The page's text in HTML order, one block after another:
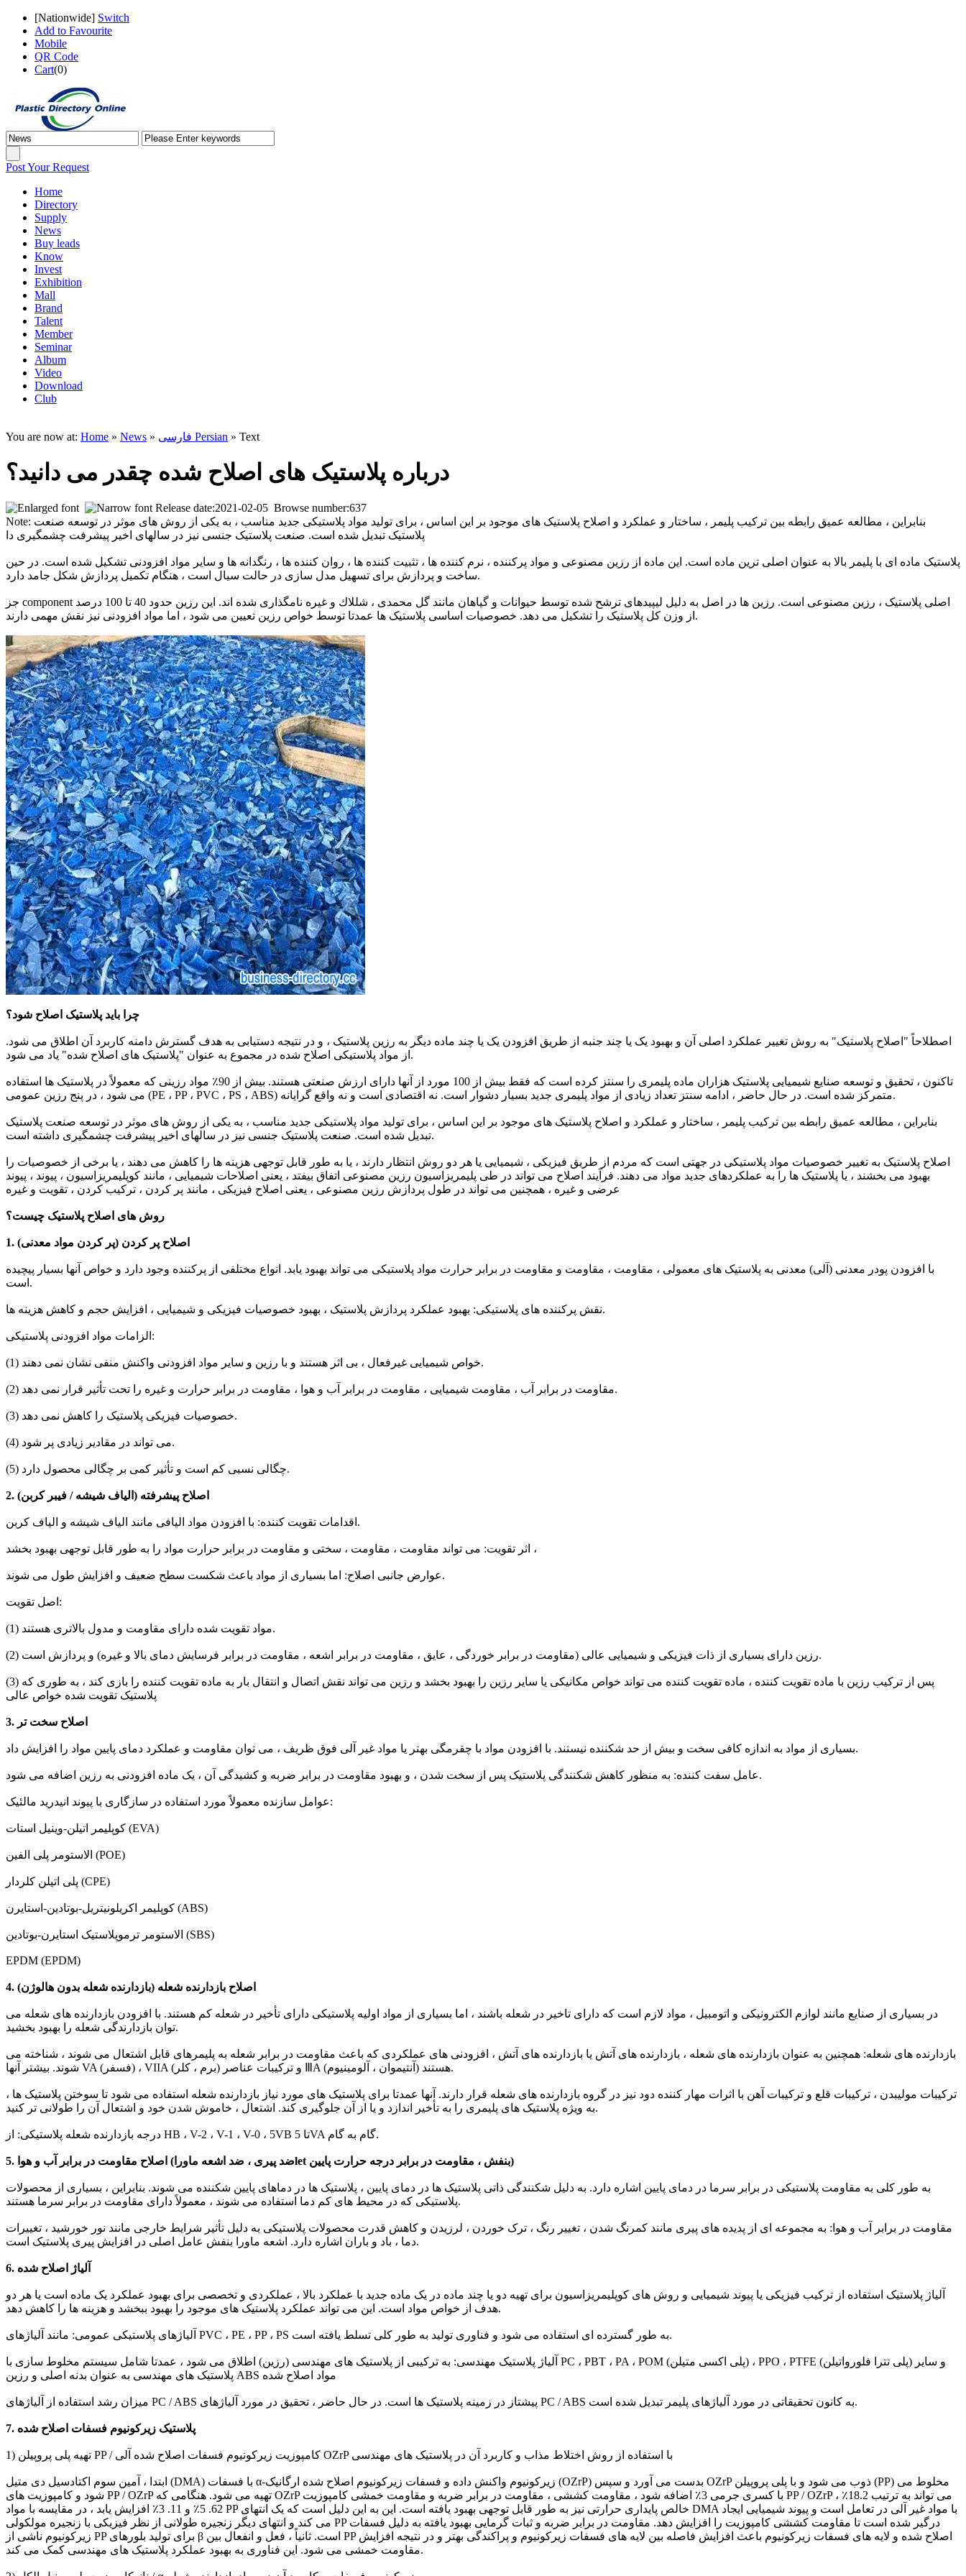
[Nationwide] Switch
Add to Favourite
Mobile
QR Code
Cart(0)
Post Your Request
Home
Directory
Supply
News
Buy leads
Know
Invest
Exhibition
Mall
Brand
Talent
Member
Seminar
Album
Video
Download
Club
You are now at: Home » News » فارسی Persian » Text
درباره پلاستیک های اصلاح شده چقدر می دانید؟
Release date:2021-02-05 Browse number:637
Note: بنابراین ، مطالعه عمیق رابطه بین ترکیب پلیمر ، ساختار و عملکرد و اصلاح پلاستیک های موجود بر این اساس ، برای تولید مواد پلاستیکی جدید مناسب ، به یکی از روش های موثر در توسعه صنعت
پلاستیک تبدیل شده است. صنعت پلاستیک جنسی نیز در سالهای اخیر پیشرفت چشمگیری دا
پلاستیک ماده ای با پلیمر بالا به عنوان اصلی ترین ماده است. این ماده از رزین مصنوعی و مواد پرکننده ، نرم کننده ها ، تثبیت کننده ها ، روان کننده ها ، رنگدانه ها و سایر مواد افزودنی تشکیل شده است. در حین
ساخت و پردازش برای تسهیل مدل سازی در حالت سیال است ، هنگام تکمیل پردازش شکل جامد دارد.
جز component اصلی پلاستیک ، رزین مصنوعی است. رزین ها در اصل به دلیل لیپیدهای ترشح شده توسط حیوانات و گیاهان مانند گل محمدی ، شللاك و غیره نامگذاری شده اند. این رزین حدود 40 تا 100 درصد
از وزن کل پلاستیک را تشکیل می دهد. خصوصیات اساسی پلاستیک ها عمدتا توسط خواص رزین تعیین می شود ، اما مواد افزودنی نیز نقش مهمی دارند.
چرا باید پلاستیک اصلاح شود؟
اصطلاحاً "اصلاح پلاستیک" به روش تغییر عملکرد اصلی آن و بهبود یک یا چند جنبه از طریق افزودن یک یا چند ماده دیگر به رزین پلاستیک ، و در نتیجه دستیابی به هدف گسترش دامنه کاربرد آن اطلاق می شود.
از مواد پلاستیکی اصلاح شده در مجموع به عنوان "پلاستیک های اصلاح شده" یاد می شود.
تاکنون ، تحقیق و توسعه صنایع شیمیایی پلاستیک هزاران ماده پلیمری را سنتز کرده است که فقط بیش از 100 مورد از آنها دارای ارزش صنعتی هستند. بیش از 90٪ مواد رزینی که معمولاً در پلاستیک ها استفاده
می شود ، در پنج رزین عمومی (PE ، PP ، PVC ، PS ، ABS) متمرکز شده است. در حال حاضر ، ادامه سنتز تعداد زیادی از مواد پلیمری جدید بسیار دشوار است. نه اقتصادی است و نه واقع گرایانه.
بنابراین ، مطالعه عمیق رابطه بین ترکیب پلیمر ، ساختار و عملکرد و اصلاح پلاستیک های موجود بر این اساس ، برای تولید مواد پلاستیکی جدید مناسب ، به یکی از روش های موثر در توسعه صنعت پلاستیک
تبدیل شده است. صنعت پلاستیک جنسی نیز در سالهای اخیر پیشرفت چشمگیری داشته است.
اصلاح پلاستیک به تغییر خصوصیات مواد پلاستیکی در جهتی است که مردم از طریق فیزیکی ، شیمیایی یا هر دو روش انتظار دارند ، یا به طور قابل توجهی هزینه ها را کاهش می دهند ، یا برخی از خصوصیات را
بهبود می بخشند ، یا پلاستیک ها را به عملکردهای جدید مواد می دهند. فرآیند اصلاح می تواند در طی پلیمریزاسیون رزین مصنوعی اتفاق بیفتد ، یعنی اصلاحات شیمیایی ، مانند کوپلیمریزاسیون ، پیوند ، پیوند
عرضی و غیره ، همچنین می تواند در طول پردازش رزین مصنوعی ، یعنی اصلاح فیزیکی ، مانند پر کردن ، ترکیب کردن ، تقویت و غیره
روش های اصلاح پلاستیک چیست؟
1. اصلاح پر کردن (پر کردن مواد معدنی)
با افزودن پودر معدنی (آلی) معدنی به پلاستیک های معمولی ، مقاومت ، مقاومت و مقاومت در برابر حرارت مواد پلاستیکی می تواند بهبود یابد. انواع مختلفی از پرکننده وجود دارد و خواص آنها بسیار پیچیده
است.
نقش پرکننده های پلاستیکی: بهبود عملکرد پردازش پلاستیک ، بهبود خصوصیات فیزیکی و شیمیایی ، افزایش حجم و کاهش هزینه ها.
الزامات مواد افزودنی پلاستیکی:
(1) خواص شیمیایی غیرفعال ، بی اثر هستند و با رزین و سایر مواد افزودنی واکنش منفی نشان نمی دهند.
(2) مقاومت در برابر آب ، مقاومت شیمیایی ، مقاومت در برابر آب و هوا ، مقاومت در برابر حرارت و غیره را تحت تأثیر قرار نمی دهد.
(3) خصوصیات فیزیکی پلاستیک را کاهش نمی دهد.
(4) می تواند در مقادیر زیادی پر شود.
(5) چگالی نسبی کم است و تأثیر کمی بر چگالی محصول دارد.
2. اصلاح پیشرفته (الیاف شیشه / فیبر کربن)
اقدامات تقویت کننده: با افزودن مواد الیافی مانند الیاف شیشه و الیاف کربن.
اثر تقویت: می تواند مقاومت ، مقاومت ، سختی و مقاومت در برابر حرارت مواد را به طور قابل توجهی بهبود بخشد ،
عوارض جانبی اصلاح: اما بسیاری از مواد باعث شکست سطح ضعیف و افزایش طول می شوند.
اصل تقویت:
(1) مواد تقویت شده دارای مقاومت و مدول بالاتری هستند.
(2) رزین دارای بسیاری از ذات فیزیکی و شیمیایی عالی (مقاومت در برابر خوردگی ، عایق ، مقاومت در برابر اشعه ، مقاومت در برابر فرسایش دمای بالا و غیره) و پردازش است.
(3) پس از ترکیب رزین با ماده تقویت کننده ، ماده تقویت کننده می تواند خواص مکانیکی یا سایر رزین را بهبود بخشد و رزین می تواند نقش اتصال و انتقال بار به ماده تقویت کننده را بازی کند ، به طوری که
پلاستیک تقویت شده خواص عالی
3. اصلاح سخت تر
بسیاری از مواد به اندازه کافی سخت و بیش از حد شکننده نیستند. با افزودن مواد با چقرمگی بهتر یا مواد غیر آلی فوق ظریف ، می توان مقاومت و عملکرد دمای پایین مواد را افزایش داد.
عامل سفت کننده: به منظور کاهش شکنندگی پلاستیک پس از سخت شدن ، و بهبود مقاومت در برابر ضربه و کشیدگی آن ، یک ماده افزودنی به رزین اضافه می شود.
عوامل سازنده معمولاً مورد استفاده در سازگاری با پیوند انیدرید مالئیک:
کوپلیمر اتیلن-وینیل استات (EVA)
الاستومر پلی الفین (POE)
پلی اتیلن کلردار (CPE)
کوپلیمر اکریلونیتریل-بوتادین-استایرن (ABS)
الاستومر ترموپلاستیک استایرن-بوتادین (SBS)
EPDM (EPDM)
4. اصلاح بازدارنده شعله (بازدارنده شعله بدون هالوژن)
در بسیاری از صنایع مانند لوازم الکترونیکی و اتومبیل ، مواد لازم است که دارای تاخیر در شعله باشند ، اما بسیاری از مواد اولیه پلاستیکی دارای تأخیر در شعله کم هستند. با افزودن بازدارنده های شعله می
توان بازدارندگی شعله را بهبود بخشید.
بازدارنده های شعله: همچنین به عنوان بازدارنده های شعله ، بازدارنده های آتش یا بازدارنده های آتش ، افزودنی های عملکردی که باعث مقاومت در برابر شعله به پلیمرهای قابل اشتعال می شوند ، شناخته می
شوند. بیشتر آنها VA (فسفر) ، VIIA (برم ، کلر) و ترکیبات عناصر ⅢA (آنتیموان ، آلومینیوم) هستند.
ترکیبات مولیبدن ، ترکیبات قلع و ترکیبات آهن با اثرات مهار کننده دود نیز در گروه بازدارنده های شعله قرار دارند. آنها عمدتا برای پلاستیک های مورد نیاز بازدارنده شعله استفاده می شود تا سوختن پلاستیک ها ،
به ویژه پلاستیک های پلیمری را به تأخیر اندازد و یا از آن جلوگیری کند. اشتعال ، خاموش شدن خود و اشتعال آن را طولانی تر کنید.
درجه بازدارنده شعله پلاستیکی: از HB ، V-2 ، V-1 ، V-0 ، 5VB تا 5VA گام به گام.
5. اصلاح مقاومت در برابر آب و هوا (ضد پیری ، ضد اشعه ماوراlet بنفش ، مقاومت در برابر درجه حرارت پایین)
به طور کلی به مقاومت پلاستیکی در برابر سرما در دمای پایین اشاره دارد. به دلیل شکنندگی ذاتی پلاستیک ها در دمای پایین ، پلاستیک ها در دماهای پایین شکننده می شوند. بنابراین ، بسیاری از محصولات
پلاستیکی که در محیط های کم دما استفاده می شوند ، معمولاً دارای مقاومت در برابر سرما هستند.
مقاومت در برابر آب و هوا: به مجموعه ای از پدیده های پیری مانند کمرنگ شدن ، تغییر رنگ ، ترک خوردن ، لرزیدن و کاهش قدرت محصولات پلاستیکی به دلیل تأثیر شرایط خارجی مانند نور خورشید ، تغییرات
دما ، باد و باران اشاره دارد. اشعه ماورا بنفش عامل اصلی در افزایش پیری پلاستیک است.
6. آلیاژ اصلاح شده
آلیاژ پلاستیک استفاده از ترکیب فیزیکی یا پیوند شیمیایی و روش های کوپلیمریزاسیون برای تهیه دو یا چند ماده در یک ماده جدید با عملکرد بالا ، عملکردی و تخصصی برای بهبود عملکرد یک ماده است یا هر دو
هدف از خواص مواد است. این می تواند عملکرد پلاستیک های موجود را بهبود ببخشد و هزینه ها را کاهش دهد.
آلیاژهای پلاستیکی عمومی: مانند آلیاژهای PVC ، PE ، PP ، PS به طور گسترده ای استفاده می شود و فناوری تولید به طور کلی تسلط یافته است.
آلیاژ پلاستیک مهندسی: به ترکیبی از پلاستیک های مهندسی (رزین) اطلاق می شود ، عمدتا شامل سیستم مخلوط سازی با PC ، PBT ، PA ، POM (پلی اکسی متیلن) ، PPO ، PTFE (پلی تترا فلورواتیلن) و سایر
پلاستیک های مهندسی به عنوان بدنه اصلی و رزین ABS مواد اصلاح شده
میزان رشد استفاده از آلیاژهای PC / ABS پیشتاز در زمینه پلاستیک ها است. در حال حاضر ، تحقیق در مورد آلیاژهای PC / ABS به کانون تحقیقاتی در مورد آلیاژهای پلیمر تبدیل شده است.
7. پلاستیک زیرکونیوم فسفات اصلاح شده
1) تهیه پلی پروپیلن PP / کامپوزیت زیرکونیوم فسفات اصلاح شده آلی OZrP با استفاده از روش اختلاط مذاب و کاربرد آن در پلاستیک های مهندسی
ابتدا ، آمین سوم اکتادسیل دی متیل (DMA) با فسفات α-زیرکونیوم واکنش داده و فسفات زیرکونیوم اصلاح شده ارگانیک (OZrP) بدست می آورد و سپس OZrP ذوب می شود و با پلی پروپیلن (PP) مخلوط می
شود و کامپوزیت های PP / OZrP تهیه می شود. هنگامی که OZrP با کسری جرمی 3٪ اضافه شود ، مقاومت کششی ، مقاومت در برابر ضربه و مقاومت خمشی کامپوزیت PP / OZrP می تواند به ترتیب 18.2٪ ،
62. 5٪ و 11. 3٪ افزایش یابد ، در مقایسه با مواد PP خالص پایداری حرارتی نیز به طور قابل توجهی بهبود یافته است. این به این دلیل است که یک انتهای DMA با مواد غیر آلی در تعامل است و پیوند شیمیایی ایجاد
می کند و انتهای دیگر زنجیره طولانی از نظر فیزیکی با زنجیره مولکولی PP درگیر شده است تا مقاومت کششی کامپوزیت را افزایش دهد. مقاومت در برابر ضربه و ثبات گرمایی بهبود یافته به دلیل فسفات
زیرکونیوم ناشی از PP برای تولید بلورهای β است. ثانیاً ، فعل و انفعال بین PP اصلاح شده و لایه های فسفات زیرکونیوم باعث افزایش فاصله بین لایه های فسفات زیرکونیوم و پراکندگی بهتر و در نتیجه افزایش
مقاومت خمشی می شود. این فناوری به بهبود عملکرد پلاستیک های مهندسی کمک می کند.